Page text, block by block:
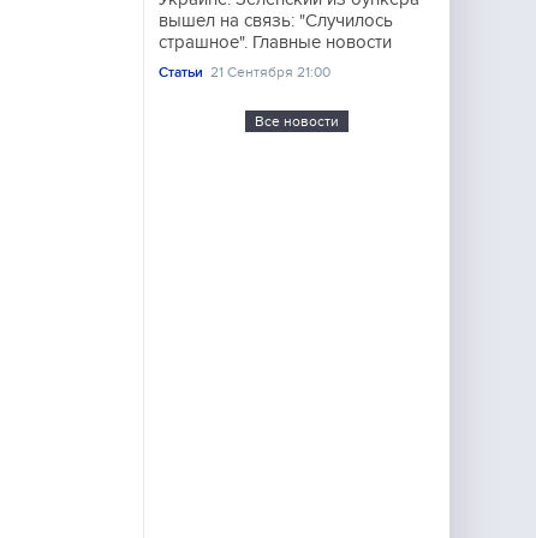
вышел на связь: "Случилось
страшное". Главные новости
Статьи 21 Сентября 21:00
Все новости